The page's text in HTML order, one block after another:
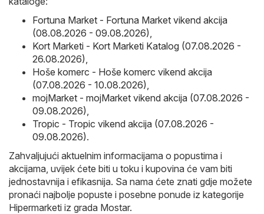
Fortuna Market - Fortuna Market vikend akcija
(08.08.2026 - 09.08.2026)
Kort Marketi - Kort Marketi Katalog (07.08.2026 -
26.08.2026)
Hoše komerc - Hoše komerc vikend akcija
(07.08.2026 - 10.08.2026)
mojMarket - mojMarket vikend akcija (07.08.2026 -
09.08.2026)
Tropic - Tropic vikend akcija (07.08.2026 -
09.08.2026).
Zahvaljujući aktuelnim informacijama o popustima i
akcijama, uvijek ćete biti u toku i kupovina će vam biti
jednostavnija i efikasnija. Sa nama ćete znati gdje možete
pronaći najbolje popuste i posebne ponude iz kategorije
Hipermarketi iz grada Mostar.